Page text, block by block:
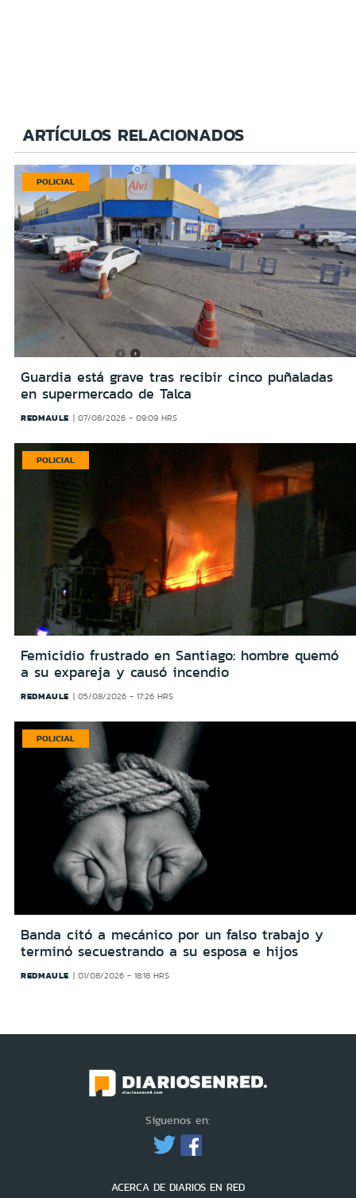
ARTÍCULOS RELACIONADOS
POLICIAL
Guardia está grave tras recibir cinco puñaladas
en supermercado de Talca
REDMAULE 07/08/2026 - 09:09 HRS
POLICIAL
Femicidio frustrado en Santiago: hombre quemó
a su expareja y causó incendio
REDMAULE 05/08/2026 - 17:26 HRS
POLICIAL
Banda citó a mecánico por un falso trabajo y
terminó secuestrando a su esposa e hijos
REDMAULE 01/08/2026 - 18:18 HRS
Síguenos en:
ACERCA DE DIARIOS EN RED